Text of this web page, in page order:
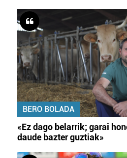
BERO BOLADA
«Ez dago belarrik; garai
daude bazter guztiak»